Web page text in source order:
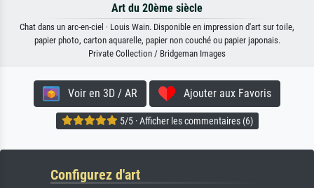
Art du 20ème siècle
Chat dans un arc-en-ciel · Louis Wain. Disponible en impression d'art sur toile,
papier photo, carton aquarelle, papier non couché ou papier japonais.
Private Collection / Bridgeman Images
Voir en 3D / AR Ajouter aux Favoris
5/5 · Afficher les commentaires (6)
Configurez d'art